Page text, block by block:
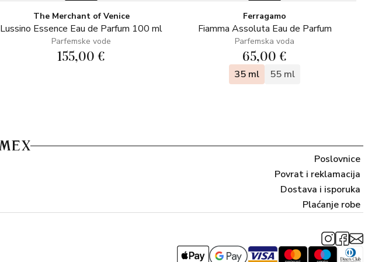
The Merchant of Venice
Lussino Essence Eau de Parfum 100 ml
Parfemske vode
155,00 €
Ferragamo
Fiamma Assoluta Eau de Parfum
Parfemska voda
65,00 €
35 ml 55 ml
Poslovnice
Povrat i reklamacija
Dostava i isporuka
Plaćanje robe